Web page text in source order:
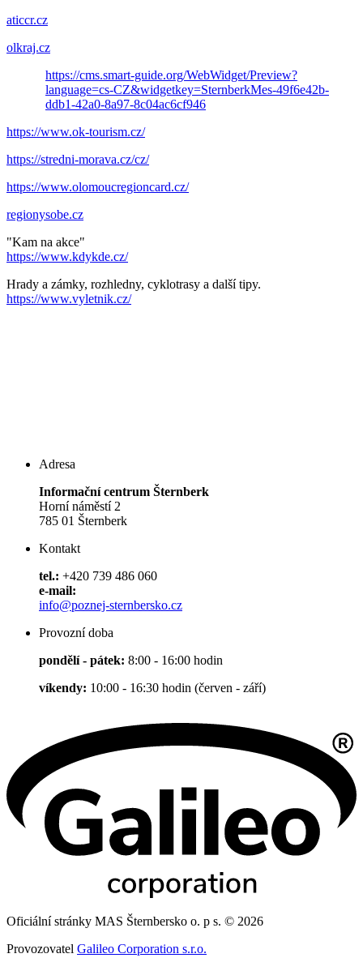
aticcr.cz
olkraj.cz
https://cms.smart-guide.org/WebWidget/Preview?
language=cs-CZ&widgetkey=SternberkMes-49f6e42b-
ddb1-42a0-8a97-8c04ac6cf946
https://www.ok-tourism.cz/
https://stredni-morava.cz/cz/
https://www.olomoucregioncard.cz/
regionysobe.cz
"Kam na akce"
https://www.kdykde.cz/
Hrady a zámky, rozhledny, cyklotrasy a další tipy.
https://www.vyletnik.cz/
Adresa
Informační centrum Šternberk
Horní náměstí 2
785 01 Šternberk
Kontakt
tel.: +420 739 486 060
e-mail:
info@poznej-sternbersko.cz
Provozní doba
pondělí - pátek: 8:00 - 16:00 hodin
víkendy: 10:00 - 16:30 hodin (červen - září)
Oficiální stránky MAS Šternbersko o. p s. © 2026
Provozovatel Galileo Corporation s.r.o.